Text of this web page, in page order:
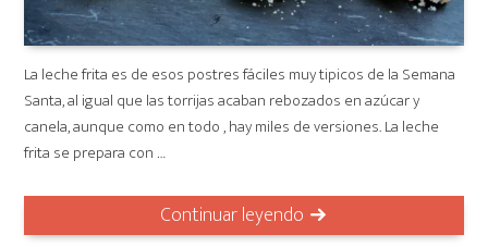
La leche frita es de esos postres fáciles muy tipicos de la Semana
Santa, al igual que las torrijas acaban rebozados en azúcar y
canela, aunque como en todo , hay miles de versiones. La leche
frita se prepara con …
Continuar leyendo